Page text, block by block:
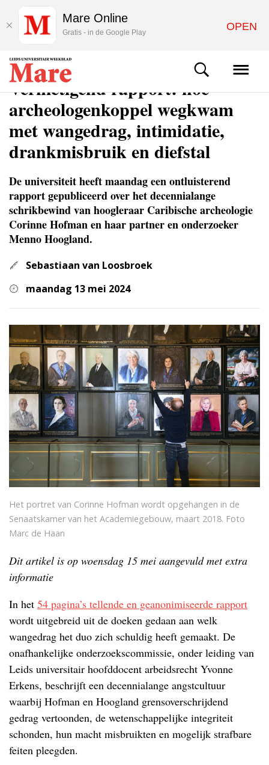
NIEUWS
Vernietigend rapport: hoe
archeologenkoppel wegkwam
met wangedrag, intimidatie,
drankmisbruik en diefstal
De universiteit heeft maandag een ontluisterend
rapport gepubliceerd over het decennialange
schrikbewind van hoogleraar Caribische archeologie
Corinne Hofman en haar partner en onderzoeker
Menno Hoogland.
Sebastiaan van Loosbroek
maandag 13 mei 2024
Het portret van Corinne Hofman wordt opgehangen in de
Senaatskamer van het Academiegebouw, maart 2018. Foto
Marc de Haan
Dit artikel is op woensdag 15 mei aangevuld met extra
informatie
In het 54 pagina’s tellende en geanonimiseerde rapport
wordt uitgebreid uit de doeken gedaan aan welk
wangedrag het duo zich schuldig heeft gemaakt. De
onafhankelijke onderzoekscommissie, onder leiding van
Leids universitair hoofddocent arbeidsrecht Yvonne
Erkens, beschrijft een decennialange angstcultuur
waarbij Hofman en Hoogland grensoverschrijdend
gedrag vertoonden, de wetenschappelijke integriteit
schonden, hun macht misbruikten en mogelijk strafbare
feiten pleegden.
Mare Online
Gratis - in de Google Play OPEN